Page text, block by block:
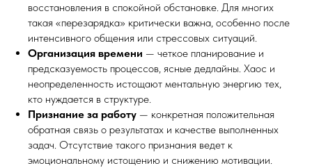
восстановления в спокойной обстановке. Для многих
такая «перезарядка» критически важна, особенно после
интенсивного общения или стрессовых ситуаций.
Организация времени — четкое планирование и
предсказуемость процессов, ясные дедлайны. Хаос и
неопределенность истощают ментальную энергию тех,
кто нуждается в структуре.
Признание за работу — конкретная положительная
обратная связь о результатах и качестве выполненных
задач. Отсутствие такого признания ведет к
эмоциональному истощению и снижению мотивации.